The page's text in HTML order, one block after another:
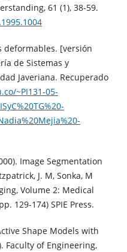
61 (1), 38-59.
deformables. [versión
de Sistemas y
Javeriana. Recuperado
~PI131-05-
Image Segmentation
J. M, Sonka, M
Volume 2: Medical
129-174) SPIE Press.
Shape Models with
Faculty of Engineering,